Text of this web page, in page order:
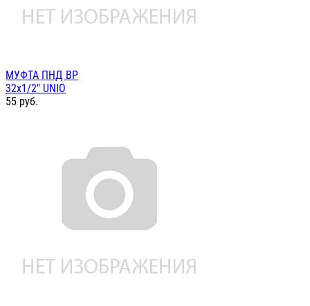
МУФТА ПНД ВР
32х1/2" UNIO
55 руб.